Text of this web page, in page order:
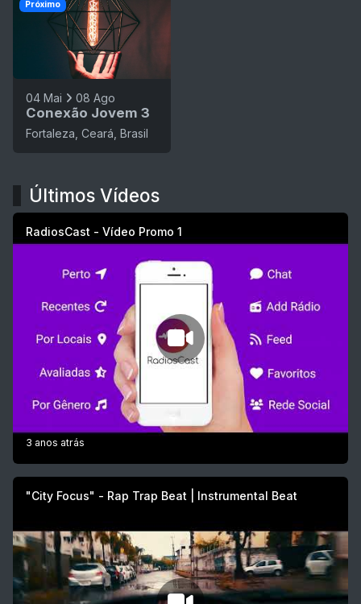
04 Mai 08 Ago
Conexão Jovem 3
Fortaleza, Ceará, Brasil
Próximo
Últimos Vídeos
RadiosCast - Vídeo Promo 1
3 anos atrás
"City Focus" - Rap Trap Beat | Instrumental Beat